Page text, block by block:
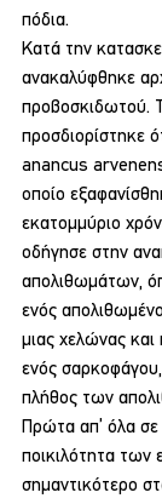
πόδια.
Κατά την
ανακαλύφθηκε
προβοσκιδωτού.
προσδιορίστηκε
anancus
οποίο
εκατομμύριο
οδήγησε στην
απολιθωμάτων,
ενός
μιας χελώνας
ενός
πλήθος των
Πρώτα απ’ όλα σε
ποικιλότητα των
σημαντικότερο